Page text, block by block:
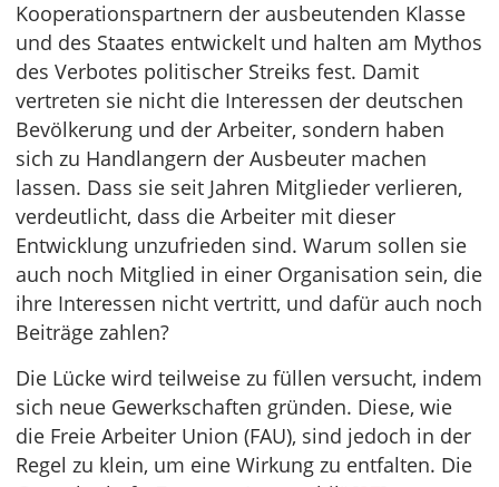
Kooperationspartnern der ausbeutenden Klasse
und des Staates entwickelt und halten am Mythos
des Verbotes politischer Streiks fest. Damit
vertreten sie nicht die Interessen der deutschen
Bevölkerung und der Arbeiter, sondern haben
sich zu Handlangern der Ausbeuter machen
lassen. Dass sie seit Jahren Mitglieder verlieren,
verdeutlicht, dass die Arbeiter mit dieser
Entwicklung unzufrieden sind. Warum sollen sie
auch noch Mitglied in einer Organisation sein, die
ihre Interessen nicht vertritt, und dafür auch noch
Beiträge zahlen?
Die Lücke wird teilweise zu füllen versucht, indem
sich neue Gewerkschaften gründen. Diese, wie
die Freie Arbeiter Union (FAU), sind jedoch in der
Regel zu klein, um eine Wirkung zu entfalten. Die